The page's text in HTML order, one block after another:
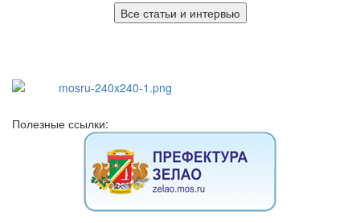
Все статьи и интервью
Полезные ссылки: